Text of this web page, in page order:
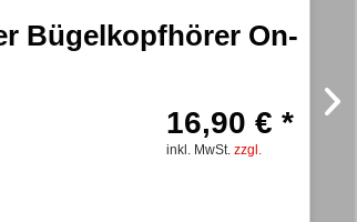
Bügelkopfhörer On-
16,90 € *
inkl. MwSt.zzgl.